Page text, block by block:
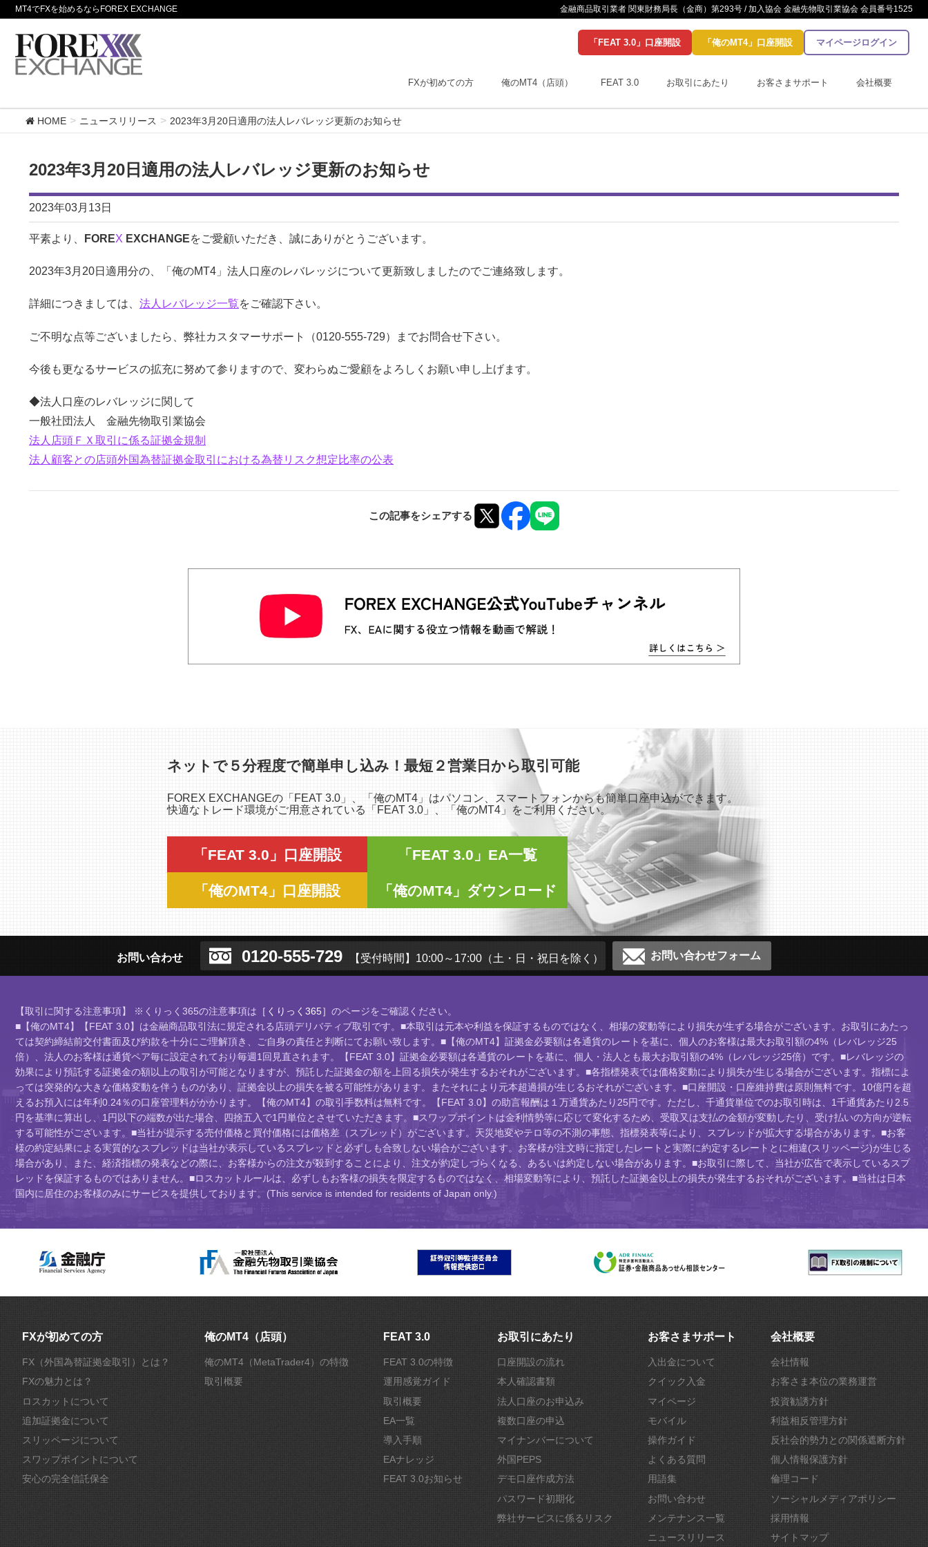
MT4でFXを始めるならFOREX EXCHANGE 金融商品取引業者 関東財務局長（金商）第293号 / 加入協会 金融先物取引業協会 会員番号1525
「FEAT 3.0」口座開設 「俺のMT4」口座開設 マイページログイン
FXが初めての方 俺のMT4（店頭） FEAT 3.0 お取引にあたり お客さまサポート 会社概要
HOME ニュースリリース 2023年3月20日適用の法人レバレッジ更新のお知らせ
2023年3月20日適用の法人レバレッジ更新のお知らせ
2023年03月13日
平素より、 FOREX EXCHANGEをご愛顧いただき、誠にありがとうございます。
2023年3月20日適用分の、「俺のMT4」法人口座のレバレッジについて更新致しましたのでご連絡致します。
詳細につきましては、 法人レバレッジ一覧をご確認下さい。
ご不明な点等ございましたら、弊社カスタマーサポート（0120-555-729）までお問合せ下さい。
今後も更なるサービスの拡充に努めて参りますので、変わらぬご愛顧をよろしくお願い申し上げます。
◆法人口座のレバレッジに関して
一般社団法人 金融先物取引業協会
法人店頭ＦＸ取引に係る証拠金規制
法人顧客との店頭外国為替証拠金取引における為替リスク想定比率の公表
この記事をシェアする
ネットで５分程度で簡単申し込み！最短２営業日から取引可能
FOREX EXCHANGEの「FEAT 3.0」、「俺のMT4」はパソコン、スマートフォンからも簡単口座申込ができます。
快適なトレード環境がご用意されている「FEAT 3.0」、「俺のMT4」をご利用ください。
「FEAT 3.0」口座開設 「FEAT 3.0」EA一覧
「俺のMT4」口座開設 「俺のMT4」ダウンロード
お問い合わせ 0120-555-729 【受付時間】10:00～17:00 （土・日・祝日を除く） お問い合わせフォーム
【取引に関する注意事項】 ※くりっく365の注意事項は ［くりっく365］ のページをご確認ください。
■【俺のMT4】【FEAT 3.0】は金融商品取引法に規定される店頭デリバティブ取引です。■本取引は元本や利益を保証するものではなく、相場の変動等により損失が生ずる場合がございます。お取引にあたっ
ては契約締結前交付書面及び約款を十分にご理解頂き、ご自身の責任と判断にてお願い致します。■【俺のMT4】証拠金必要額は各通貨のレートを基に、個人のお客様は最大お取引額の4%（レバレッジ25
倍）、法人のお客様は通貨ペア毎に設定されており毎週1回見直されます。【FEAT 3.0】証拠金必要額は各通貨のレートを基に、個人・法人とも最大お取引額の4%（レバレッジ25倍）です。■レバレッジの
効果により預託する証拠金の額以上の取引が可能となりますが、預託した証拠金の額を上回る損失が発生するおそれがございます。■各指標発表では価格変動により損失が生じる場合がございます。指標によ
っては突発的な大きな価格変動を伴うものがあり、証拠金以上の損失を被る可能性があります。またそれにより元本超過損が生じるおそれがございます。■口座開設・口座維持費は原則無料です。10億円を超
えるお預入には年利0.24％の口座管理料がかかります。【俺のMT4】の取引手数料は無料です。【FEAT 3.0】の助言報酬は１万通貨あたり25円です。ただし、千通貨単位でのお取引時は、1千通貨あたり2.5
円を基準に算出し、1円以下の端数が出た場合、四捨五入で1円単位とさせていただきます。■スワップポイントは金利情勢等に応じて変化するため、受取又は支払の金額が変動したり、受け払いの方向が逆転
する可能性がございます。■当社が提示する売付価格と買付価格には価格差（スプレッド）がございます。天災地変やテロ等の不測の事態、指標発表等により、スプレッドが拡大する場合があります。■お客
様の約定結果による実質的なスプレッドは当社が表示しているスプレッドと必ずしも合致しない場合がございます。お客様が注文時に指定したレートと実際に約定するレートとに相違(スリッページ)が生じる
場合があり、また、経済指標の発表などの際に、お客様からの注文が殺到することにより、注文が約定しづらくなる、あるいは約定しない場合があります。■お取引に際して、当社が広告で表示しているスプ
レッドを保証するものではありません。■ロスカットルールは、必ずしもお客様の損失を限定するものではなく、相場変動等により、預託した証拠金以上の損失が発生するおそれがございます。■当社は日本
国内に居住のお客様のみにサービスを提供しております。(This service is intended for residents of Japan only.)
FXが初めての方
FX（外国為替証拠金取引）とは？
FXの魅力とは？
ロスカットについて
追加証拠金について
スリッページについて
スワップポイントについて
安心の完全信託保全
俺のMT4（店頭）
俺のMT4（MetaTrader4）の特徴
取引概要
FEAT 3.0
FEAT 3.0の特徴
運用感覚ガイド
取引概要
EA一覧
導入手順
EAナレッジ
FEAT 3.0お知らせ
お取引にあたり
口座開設の流れ
本人確認書類
法人口座のお申込み
複数口座の申込
マイナンバーについて
外国PEPS
デモ口座作成方法
パスワード初期化
弊社サービスに係るリスク
お客さまサポート
入出金について
クイック入金
マイページ
モバイル
操作ガイド
よくある質問
用語集
お問い合わせ
メンテナンス一覧
ニュースリリース
会社概要
会社情報
お客さま本位の業務運営
投資勧誘方針
利益相反管理方針
反社会的勢力との関係遮断方針
個人情報保護方針
倫理コード
ソーシャルメディアポリシー
採用情報
サイトマップ